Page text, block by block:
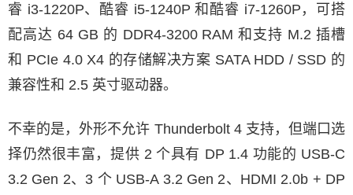
睿 i3-1220P、酷睿 i5-1240P 和酷睿 i7-1260P，可搭
配高达 64 GB 的 DDR4-3200 RAM 和支持 M.2 插槽
和 PCIe 4.0 X4 的存储解决方案 SATA HDD / SSD 的
兼容性和 2.5 英寸驱动器。
不幸的是，外形不允许 Thunderbolt 4 支持，但端口选
择仍然很丰富，提供 2 个具有 DP 1.4 功能的 USB-C
3.2 Gen 2、3 个 USB-A 3.2 Gen 2、HDMI 2.0b + DP